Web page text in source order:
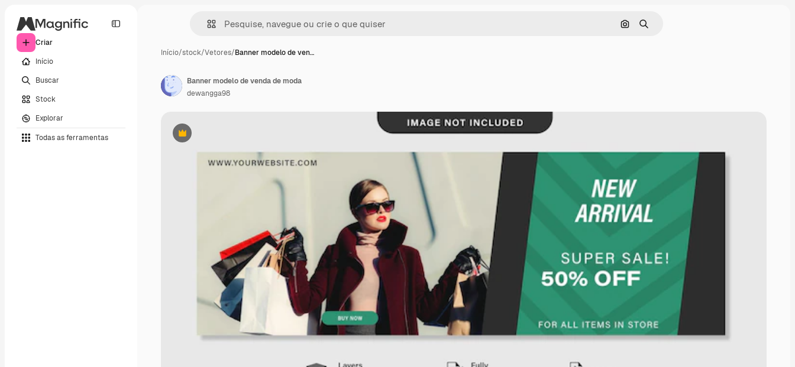
Criar
Início
Buscar
Stock
Explorar
Todas as ferramentas
Pesquisar por imagem
Buscar
Início/stock/Vetores/Banner modelo de ven…
Premium
Banner modelo de venda de moda
dewangga98